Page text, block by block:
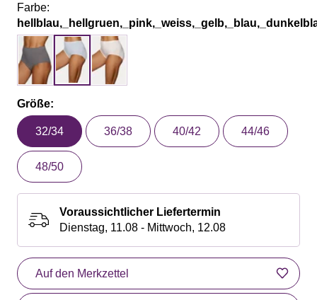
Farbe:
Größe:
32/34 36/38 40/42 44/46
48/50
Voraussichtlicher Liefertermin
Dienstag, 11.08 - Mittwoch, 12.08
Auf den Merkzettel